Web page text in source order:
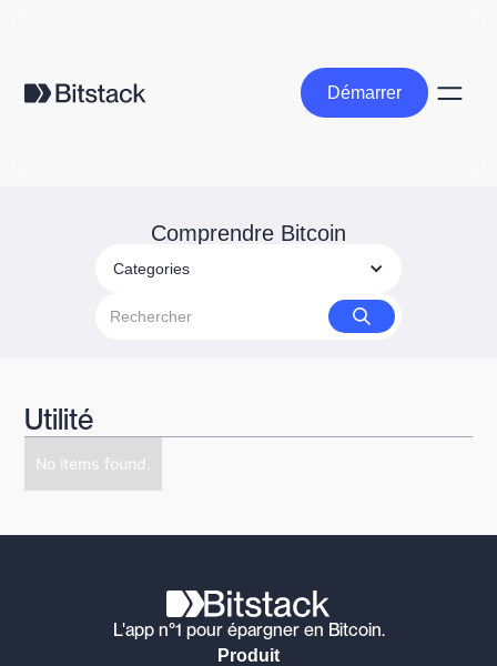
Démarrer
Démarrer
Comprendre Bitcoin
Categories
Utilité
No items found.
L'app n°1 pour épargner en Bitcoin.
Produit